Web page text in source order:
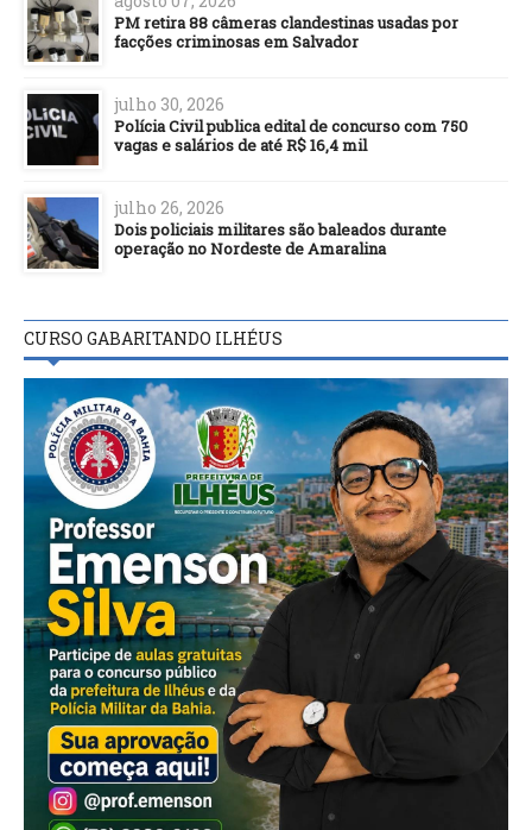
PM retira 88 câmeras clandestinas usadas por
facções criminosas em Salvador
julho 30, 2026
Polícia Civil publica edital de concurso com 750
vagas e salários de até R$ 16,4 mil
julho 26, 2026
Dois policiais militares são baleados durante
operação no Nordeste de Amaralina
CURSO GABARITANDO ILHÉUS